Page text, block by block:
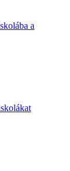
a